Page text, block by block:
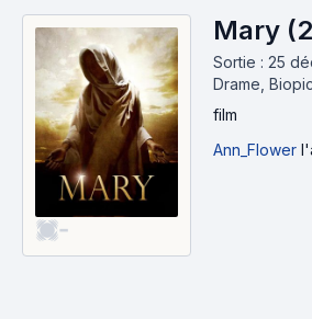
-
Mary
Sortie : 25
Drame,
film
Ann_Flower